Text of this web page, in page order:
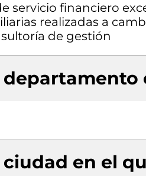
servicio financiero
realizadas a
de gestión
departamento
ciudad en el